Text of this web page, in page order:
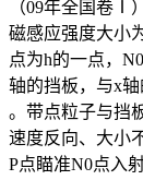
（09年全国卷Ⅰ
磁感应强度大小
点为h的一点，
轴的挡板，与x
。带点粒子与挡
速度反向、大小
P点瞄准N0点入